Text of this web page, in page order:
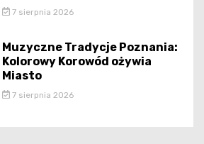
7 sierpnia 2026
Muzyczne Tradycje Poznania:
Kolorowy Korowód ożywia
Miasto
7 sierpnia 2026